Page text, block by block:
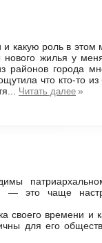
какую роль в этом
жилья у
города
что кто-то из
Читать далее »
— это чаще
своего времени и
для его